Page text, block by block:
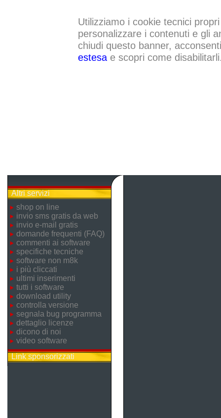
Utilizziamo i cookie tecnici
personalizzare i contenuti e gli
chiudi questo banner,
estesae scopri come
Altri servizi
shop on line
invio sms gratis da web
invio e-mail gratis
domande frequenti (FAQ)
commenti ai software
specifiche tecniche
software non m8k
i più cliccati
ultimi inserimenti
tutti i software
download utility
controlla versione
segnala bug programma
dettaglio licenze
dicono di noi
video software
Link sponsorizzati